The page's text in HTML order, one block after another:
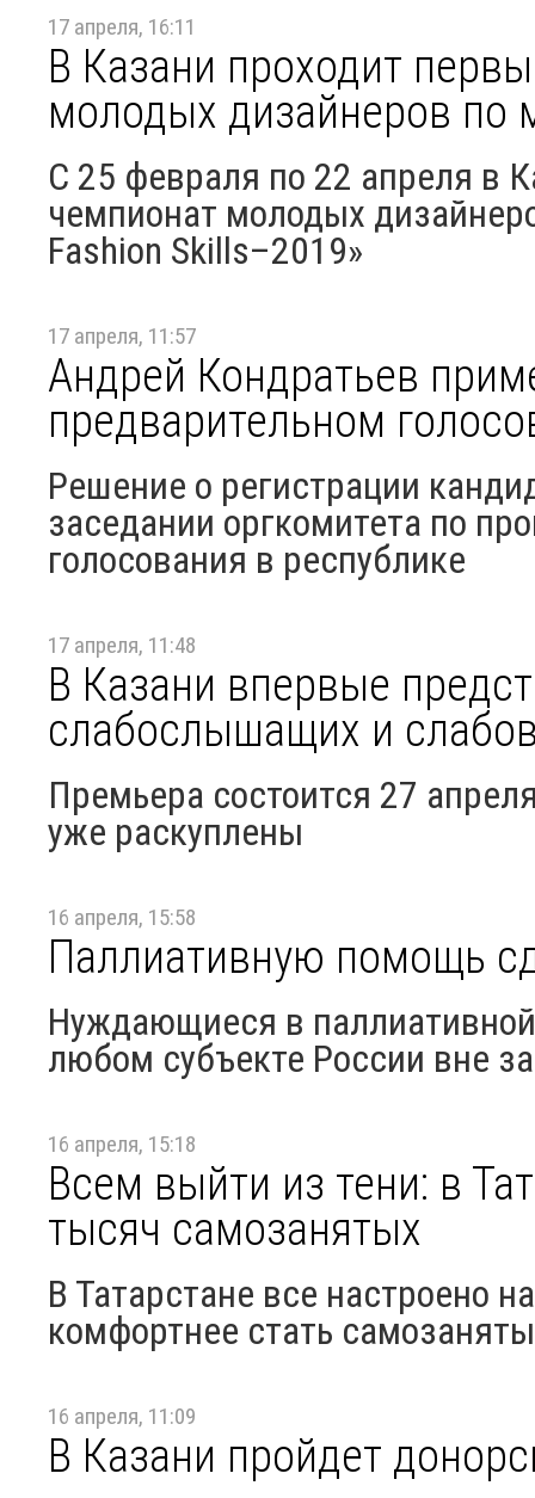
17 апреля, 16:11
В Казани проходит
молодых дизайнеров по
С 25 февраля по 22 апреля в
чемпионат молодых
Fashion Skills–2019»
17 апреля, 11:57
Андрей Кондратьев
предварительном
Решение о регистрации
заседании оргкомитета по
голосования в республике
17 апреля, 11:48
В Казани впервые
слабослышащих и
Премьера состоится 27
уже раскуплены
16 апреля, 15:58
Паллиативную помощь
Нуждающиеся в
любом субъекте России вне
16 апреля, 15:18
Всем выйти из тени: в
тысяч самозанятых
В Татарстане все настроено
комфортнее стать
16 апреля, 11:09
В Казани пройдет